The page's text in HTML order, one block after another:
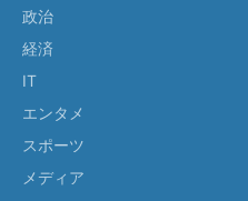
政治
経済
IT
エンタメ
スポーツ
メディア